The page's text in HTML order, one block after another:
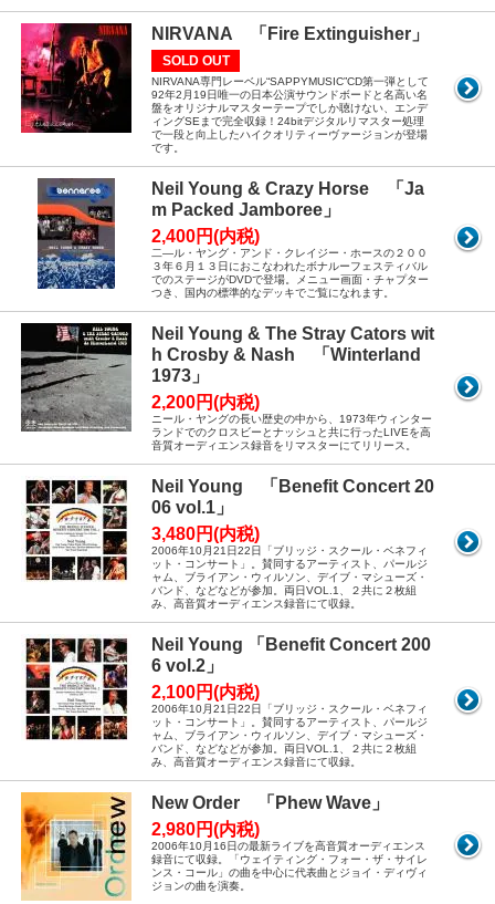
NIRVANA 「Fire Extinguisher」
SOLD OUT
NIRVANA専門レーベル“SAPPYMUSIC”CD第一弾として
92年2月19日唯一の日本公演サウンドボードと名高い名
盤をオリジナルマスターテープでしか聴けない、エンデ
ィングSEまで完全収録！24bitデジタルリマスター処理
で一段と向上したハイクオリティーヴァージョンが登場
です。
Neil Young & Crazy Horse 「Ja
m Packed Jamboree」
2,400円(内税)
二―ル・ヤング・アンド・クレイジー・ホースの２００
３年６月１３日におこなわれたボナルーフェスティバル
でのステージがDVDで登場。メニュー画面・チャプター
つき、国内の標準的なデッキでご覧になれます。
Neil Young & The Stray Cators wit
h Crosby & Nash 「Winterland
1973」
2,200円(内税)
ニール・ヤングの長い歴史の中から、1973年ウィンター
ランドでのクロスビーとナッシュと共に行ったLIVEを高
音質オーディエンス録音をリマスターにてリリース。
Neil Young 「Benefit Concert 20
06 vol.1」
3,480円(内税)
2006年10月21日22日「ブリッジ・スクール・ベネフィ
ット・コンサート」。賛同するアーティスト、パールジ
ャム、ブライアン・ウィルソン、デイブ・マシューズ・
バンド、などなどが参加。両日VOL.1、２共に２枚組
み、高音質オーディエンス録音にて収録。
Neil Young 「Benefit Concert 200
6 vol.2」
2,100円(内税)
2006年10月21日22日「ブリッジ・スクール・ベネフィ
ット・コンサート」。賛同するアーティスト、パールジ
ャム、ブライアン・ウィルソン、デイブ・マシューズ・
バンド、などなどが参加。両日VOL.1、２共に２枚組
み、高音質オーディエンス録音にて収録。
New Order 「Phew Wave」
2,980円(内税)
2006年10月16日の最新ライブを高音質オーディエンス
録音にて収録。「ウェイティング・フォー・ザ・サイレ
ンス・コール」の曲を中心に代表曲とジョイ・ディヴィ
ジョンの曲を演奏。